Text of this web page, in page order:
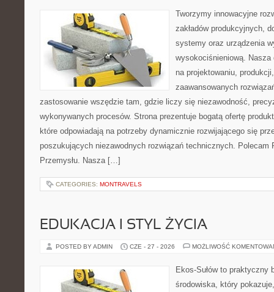
Tworzymy innowacyjne
zakładów produkcyjnych,
systemy oraz urządzenia
wysokociśnieniową. Nasza
na projektowaniu,
zaawansowanych
zastosowanie wszędzie tam, gdzie liczy się niezawodność,
wykonywanych procesów. Strona prezentuje bogatą ofertę
które odpowiadają na potrzeby dynamicznie rozwijającego się
poszukujących niezawodnych rozwiązań technicznych. Polecam
Przemysłu. Nasza […]
CATEGORIES: MONTRAVELS
EDUKACJA I STYL ŻYCIA
POSTED BY ADMIN CZE - 27 - 2026 MOŻLIWOŚĆ
Ekos-Sułów to praktyczny
środowiska, który